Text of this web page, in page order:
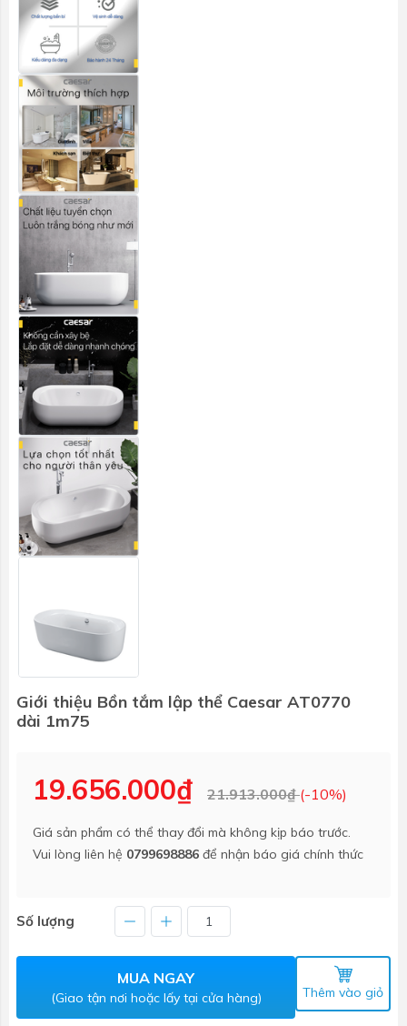
Giới thiệu Bồn tắm lập thể Caesar AT0770
dài 1m75
19.656.000₫ 21.913.000₫(-10%)
Giá sản phẩm có thể thay đổi mà không kịp báo trước.
Vui lòng liên hệ 0799698886 để nhận báo giá chính thức
Số lượng
MUA NGAY
(Giao tận nơi hoặc lấy tại cửa hàng) Thêm vào giỏ